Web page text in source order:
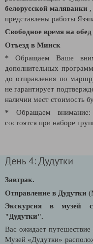
белорусской маляванки
представлены работы
Свободное время на обед
Отъезд в Минск
* Обращаем Ваше
дополнительных
до отправления по
не гарантирует
наличии мест стоимость
* Обращаем внимание:
состоятся при наборе
День 4: Дудутки
Завтрак.
Отправление в Дудутки
Экскурсия в музей
"Дудутки".
Вас ожидает
Музей «Дудутки»